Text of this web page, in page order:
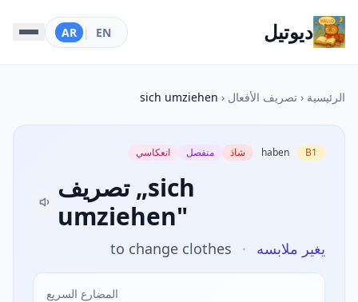
ديوتيل EN
|
AR
الرئيسية ‹ تصريف الأفعال ‹
sich umziehen
B1
haben شاذ منفصل انعكاسي
تصريف „sich
umziehen"
يغير ملابسه ·
to change clothes
المضارع السريع